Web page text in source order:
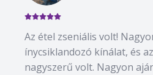
Az étel zseniális volt!
ínycsiklandozó kínálat, és
nagyszerű volt. Nagyon